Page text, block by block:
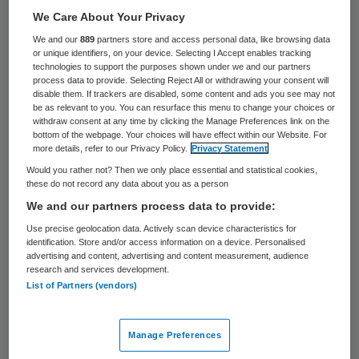
De Autoriteit Persoonsgegevens gaat geen
extra onderzoek doen naar mogelijke
overtredingen bij de opslag van medische
gegevens op een cloudplatform door het
bedrijf Medical Research Data Management
(MRDM). De toezichthouder meldde
maandag dat MRDM zich bij de opslag van
persoonsgegevens die afkomstig zijn van
Nederlandse ziekenhuizen aan de
privacywet houdt.
patiëntgegevens van honderdduizenden
Nederlanders in stilte waren verplaatst
We Care About Your Privacy
We and our889 partners store and access personal data, like browsing data
or unique identifiers, on your device. Selecting I Accept enables tracking
technologies to support the purposes shown under we and our partners
process data to provide. Selecting Reject All or withdrawing your consent will
disable them. If trackers are disabled, some content and ads you see may not
be as relevant to you. You can resurface this menu to change your choices or
withdraw consent at any time by clicking the Manage Preferences link on the
bottom of the webpage. Your choices will have effect within our Website. For
more details, refer to our Privacy Policy.
Privacy Statement
Would you rather not? Then we only place essential and statistical cookies,
these do not record any data about you as a person
We and our partners process data to provide:
Use precise geolocation data. Actively scan device characteristics for
identification. Store and/or access information on a device. Personalised
advertising and content, advertising and content measurement, audience
research and services development.
List of Partners (vendors)
Manage Preferences